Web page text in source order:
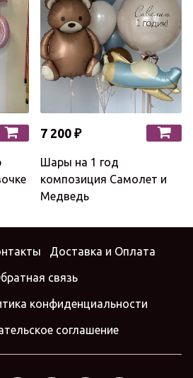
7 200 ₽
Шары на 1 год
композиция Самолет и
Медведь
Доставка и Оплата
связь
конфиденциальности
соглашение